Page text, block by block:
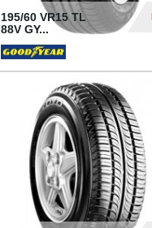
195/60 VR15 TL
88V GY...